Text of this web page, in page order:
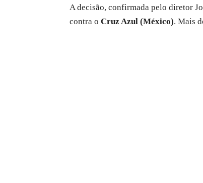
A decisão, confirmada pelo diretor
contra o Cruz Azul (México). Mais